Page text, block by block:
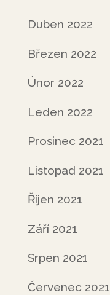
Duben 2022
Březen 2022
Únor 2022
Leden 2022
Prosinec 2021
Listopad 2021
Říjen 2021
Září 2021
Srpen 2021
Červenec 2021